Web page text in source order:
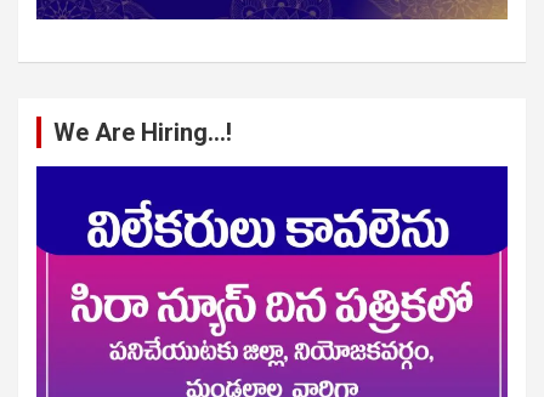
We Are Hiring…!